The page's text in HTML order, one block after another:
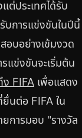
ต่ประเทศได้รับ
บการแข่งขันในปีนี้
อบอย่างเข้มงวด
แข่งขันจะเริ่มต้น
FIFA เพื่อแสดง
ยื่นต่อ FIFA ใน
ยการมอบ "รางวัล